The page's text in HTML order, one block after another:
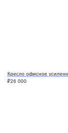
Кресло офисное
₽26 000